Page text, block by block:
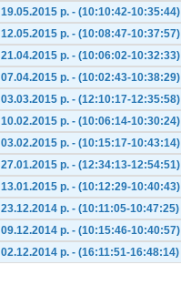
19.05.2015 р. - (10:10:42-10:35:44)
12.05.2015 р. - (10:08:47-10:37:57)
21.04.2015 р. - (10:06:02-10:32:33)
07.04.2015 р. - (10:02:43-10:38:29)
03.03.2015 р. - (12:10:17-12:35:58)
10.02.2015 р. - (10:06:14-10:30:24)
03.02.2015 р. - (10:15:17-10:43:14)
27.01.2015 р. - (12:34:13-12:54:51)
13.01.2015 р. - (10:12:29-10:40:43)
23.12.2014 р. - (10:11:05-10:47:25)
09.12.2014 р. - (10:15:46-10:40:57)
02.12.2014 р. - (16:11:51-16:48:14)